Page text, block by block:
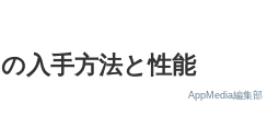
入手方法と性能
AppMedia編集部